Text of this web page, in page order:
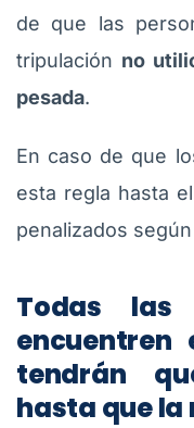
de que las
tripulación no
pesada.
En caso de que
esta regla hasta
penalizados
Todas las
encuentren
tendrán
hasta que